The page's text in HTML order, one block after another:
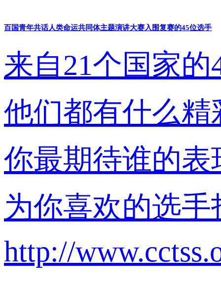
百国青年共话人类命运共同体主题演讲大赛入围复赛的45位选手
来自21个国家
他们都有什么精
你最期待谁的表
为你喜欢的选手
http://